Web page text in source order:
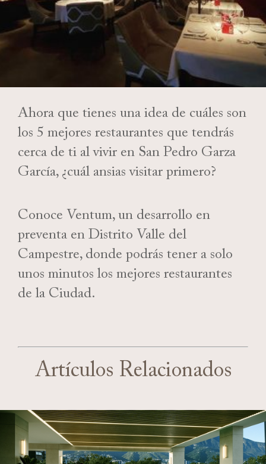
Ahora que tienes una idea de cuáles son
los 5 mejores restaurantes que tendrás
cerca de ti al vivir en San Pedro Garza
García, ¿cuál ansias visitar primero?
Conoce Ventum, un desarrollo en
preventa en Distrito Valle del
Campestre, donde podrás tener a solo
unos minutos los mejores restaurantes
de la Ciudad.
Artículos Relacionados